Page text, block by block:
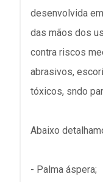
desenvolvida
das mãos dos
contra riscos
abrasivos,
tóxicos, sndo
Abaixo
- Palma áspera;